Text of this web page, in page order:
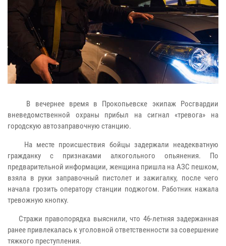
В вечернее время в Прокопьевске экипаж Росгвардии
вневедомственной охраны прибыл на сигнал «тревога» на
городскую автозаправочную станцию.
На месте происшествия бойцы задержали неадекватную
гражданку с признаками алкогольного опьянения. По
предварительной информации, женщина пришла на АЗС пешком,
взяла в руки заправочный пистолет и зажигалку, после чего
начала грозить оператору станции поджогом. Работник нажала
тревожную кнопку.
Стражи правопорядка выяснили, что 46-летняя задержанная
ранее привлекалась к уголовной ответственности за совершение
тяжкого преступления.